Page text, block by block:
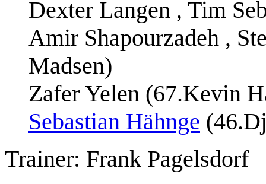
Dexter Langen , Tim
Amir Shapourzadeh ,
Madsen)
Zafer Yelen (67.Kevin
Sebastian Hähnge
Trainer: Frank Pagelsdorf